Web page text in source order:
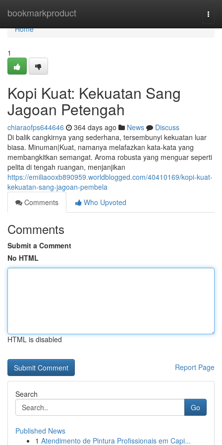
bookmarkproduct
Home
Home
1
Kopi Kuat: Kekuatan Sang
Jagoan Petengah
chiaraofps644646 364 days ago News
Discuss
Di balik cangkirnya yang sederhana, tersembunyi kekuatan luar
biasa. Minuman|Kuat, namanya melafazkan kata-kata yang
membangkitkan semangat. Aroma robusta yang menguar seperti
pelita di tengah ruangan, menjanjikan
https://emiliaooxb890959.worldblogged.com/40410169/kopi-kuat-
kekuatan-sang-jagoan-pembela
Comments
Who Upvoted
Comments
Submit a Comment
No HTML
HTML is disabled
Report Page
Search
Go
Published News
1 Atendimento de Pintura Profissionais em Capi...